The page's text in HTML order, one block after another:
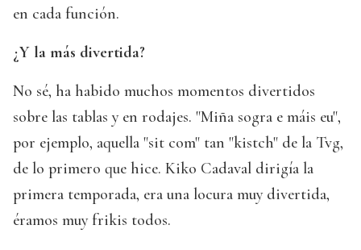
en cada función.
¿Y la más divertida?
No sé, ha habido muchos momentos divertidos
sobre las tablas y en rodajes. "Miña sogra e máis eu",
por ejemplo, aquella "sit com" tan "kistch" de la Tvg,
de lo primero que hice. Kiko Cadaval dirigía la
primera temporada, era una locura muy divertida,
éramos muy frikis todos.